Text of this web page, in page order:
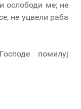
ослободи ме; не
не уцвели раба
помилуј